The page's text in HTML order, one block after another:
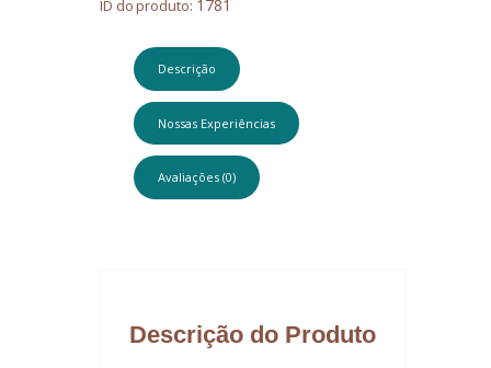
ID do produto: 1781
Descrição
Nossas Experiências
Avaliações (0)
Descrição do Produto